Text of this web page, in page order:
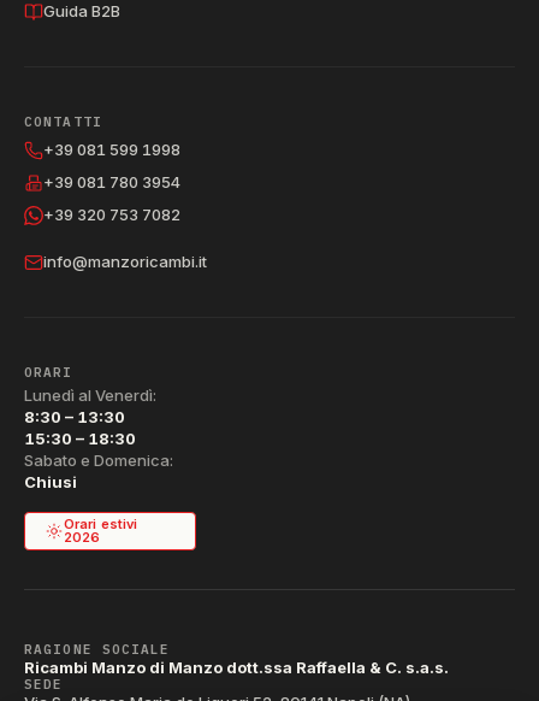
Guida B2B
CONTATTI
+39 081 599 1998
+39 081 780 3954
+39 320 753 7082
info@manzoricambi.it
ORARI
Lunedì al Venerdì:
8:30 – 13:30
15:30 – 18:30
Sabato e Domenica:
Chiusi
Orari estivi
2026
RAGIONE SOCIALE
Ricambi Manzo di Manzo dott.ssa Raffaella & C. s.a.s.
SEDE